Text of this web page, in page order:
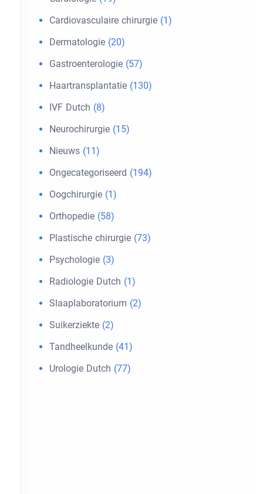
Cardiovasculaire chirurgie (1)
Dermatologie (20)
Gastroenterologie (57)
Haartransplantatie (130)
IVF Dutch (8)
Neurochirurgie (15)
Nieuws (11)
Ongecategoriseerd (194)
Oogchirurgie (1)
Orthopedie (58)
Plastische chirurgie (73)
Psychologie (3)
Radiologie Dutch (1)
Slaaplaboratorium (2)
Suikerziekte (2)
Tandheelkunde (41)
Urologie Dutch (77)